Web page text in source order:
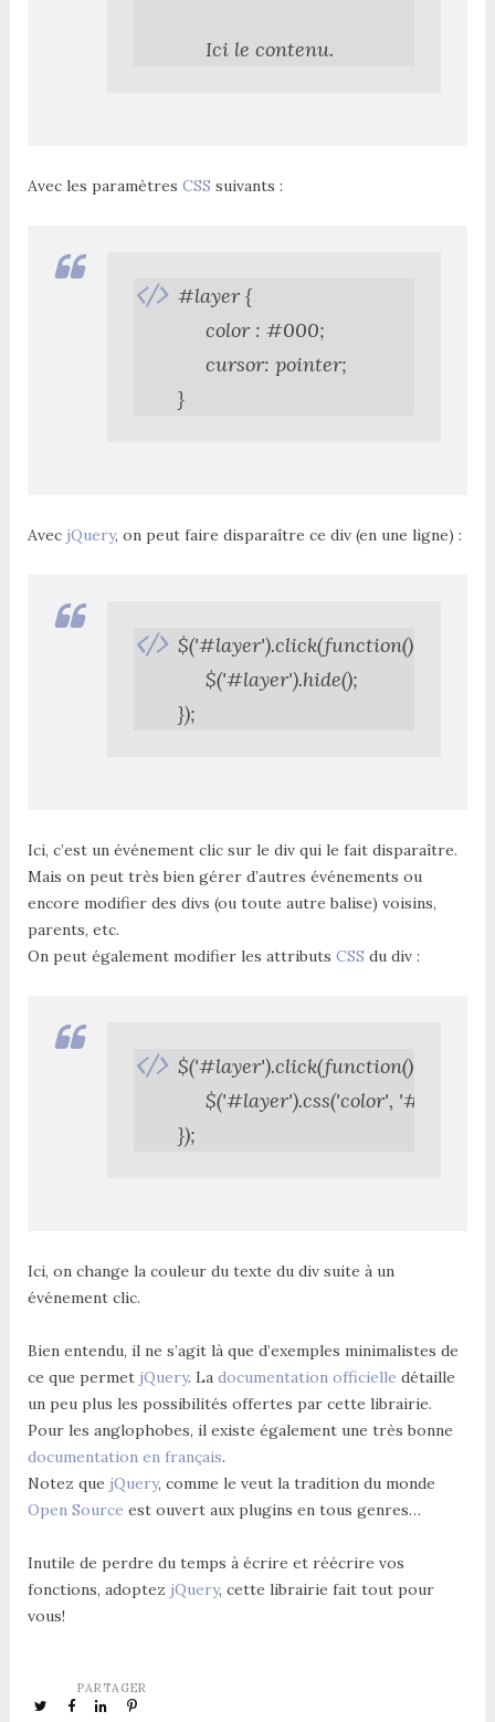
Avec les paramètres CSS suivants :
#layer {
     color : #000;
     cursor: pointer;
}
Avec jQuery, on peut faire disparaître ce div (en une ligne) :
$('#layer').click(function() {
     $('#layer').hide();
});
Ici, c’est un événement clic sur le div qui le fait disparaître.
Mais on peut très bien gérer d’autres événements ou
encore modifier des divs (ou toute autre balise) voisins,
parents, etc.
On peut également modifier les attributs CSS du div :
$('#layer').click(function() {
     $('#layer').css('color', '#fff');
});
Ici, on change la couleur du texte du div suite à un
événement clic.
Bien entendu, il ne s’agit là que d’exemples minimalistes de
ce que permet jQuery. La documentation officielle détaille
un peu plus les possibilités offertes par cette librairie.
Pour les anglophobes, il existe également une très bonne
documentation en français.
Notez que jQuery, comme le veut la tradition du monde
Open Source est ouvert aux plugins en tous genres…
Inutile de perdre du temps à écrire et réécrire vos
fonctions, adoptez jQuery, cette librairie fait tout pour
vous!
PARTAGER